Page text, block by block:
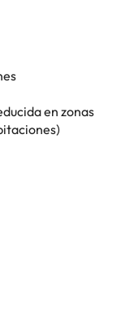
en zonas